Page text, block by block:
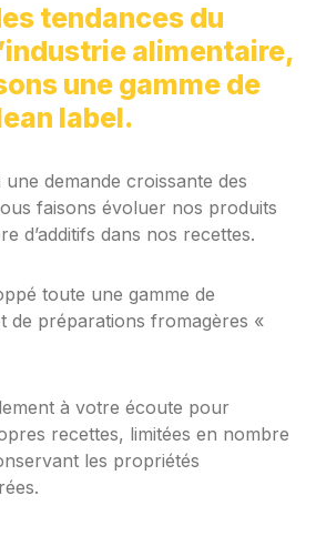
tendances du
alimentaire,
une gamme de
label.
demande croissante des
faisons évoluer nos produits
d’additifs dans nos recettes.
toute une gamme de
de préparations fromagères «
à votre écoute pour
recettes, limitées en nombre
les propriétés